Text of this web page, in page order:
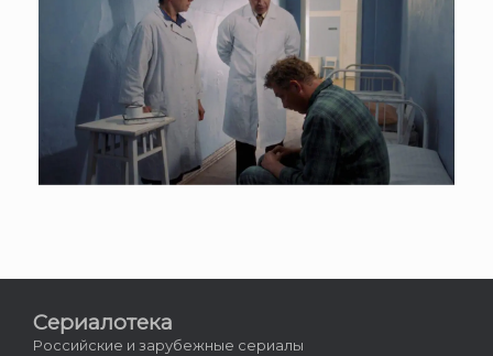
Сериалотека
Российские и зарубежные сериалы